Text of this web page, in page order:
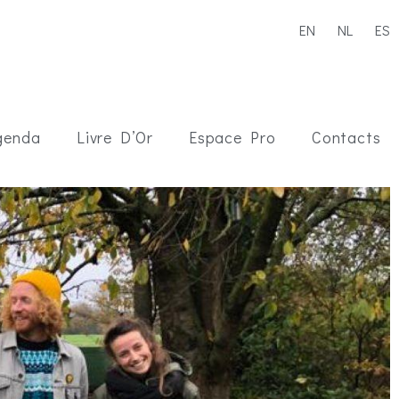
EN NL ES
Livre D’Or Espace Pro Contacts